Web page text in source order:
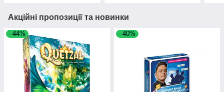
Акційні пропозиції та новинки
–44% –40%